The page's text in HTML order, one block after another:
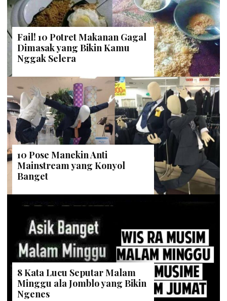
Fail! 10 Potret Makanan Gagal
Dimasak yang Bikin Kamu
Nggak Selera
10 Pose Manekin Anti
Mainstream yang Konyol
Banget
8 Kata Lucu Seputar Malam
Minggu ala Jomblo yang Bikin
Ngenes